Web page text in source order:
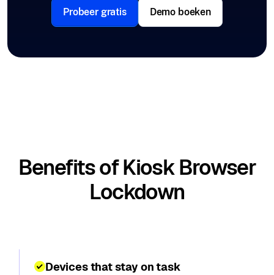
Probeer gratis Demo boeken
Benefits of Kiosk Browser
Lockdown
Devices that stay on task